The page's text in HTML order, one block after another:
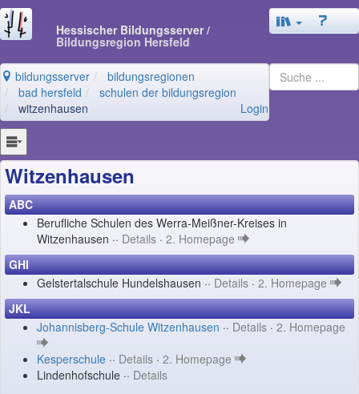
Hessischer Bildungsserver/
Bildungsregion Hersfeld
bildungsserver
bildungsregionen
bad hersfeld
schulen der bildungsregion
witzenhausen
Login
Witzenhausen
ABC
Berufliche Schulen des Werra-Meißner-Kreises in
Witzenhausen ·· Details · 2. Homepage
GHI
Gelstertalschule Hundelshausen ·· Details · 2. Homepage
JKL
Johannisberg-Schule Witzenhausen ·· Details · 2. Homepage
Kesperschule ·· Details · 2. Homepage
Lindenhofschule ·· Details